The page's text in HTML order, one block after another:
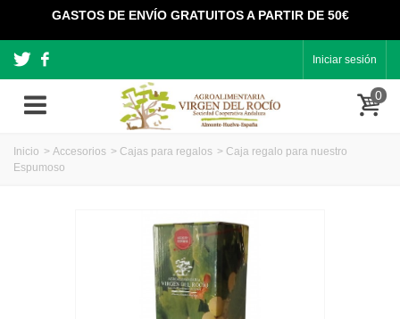
GASTOS DE ENVÍO GRATUITOS A PARTIR DE 50€
Iniciar sesión
0
Inicio > Accesorios > Cajas para regalos > Caja regalo para nuestro
Espumoso